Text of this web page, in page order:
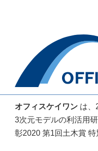
オフィスケイワン は、
3次元モデルの利活用
彰2020 第1回土木賞